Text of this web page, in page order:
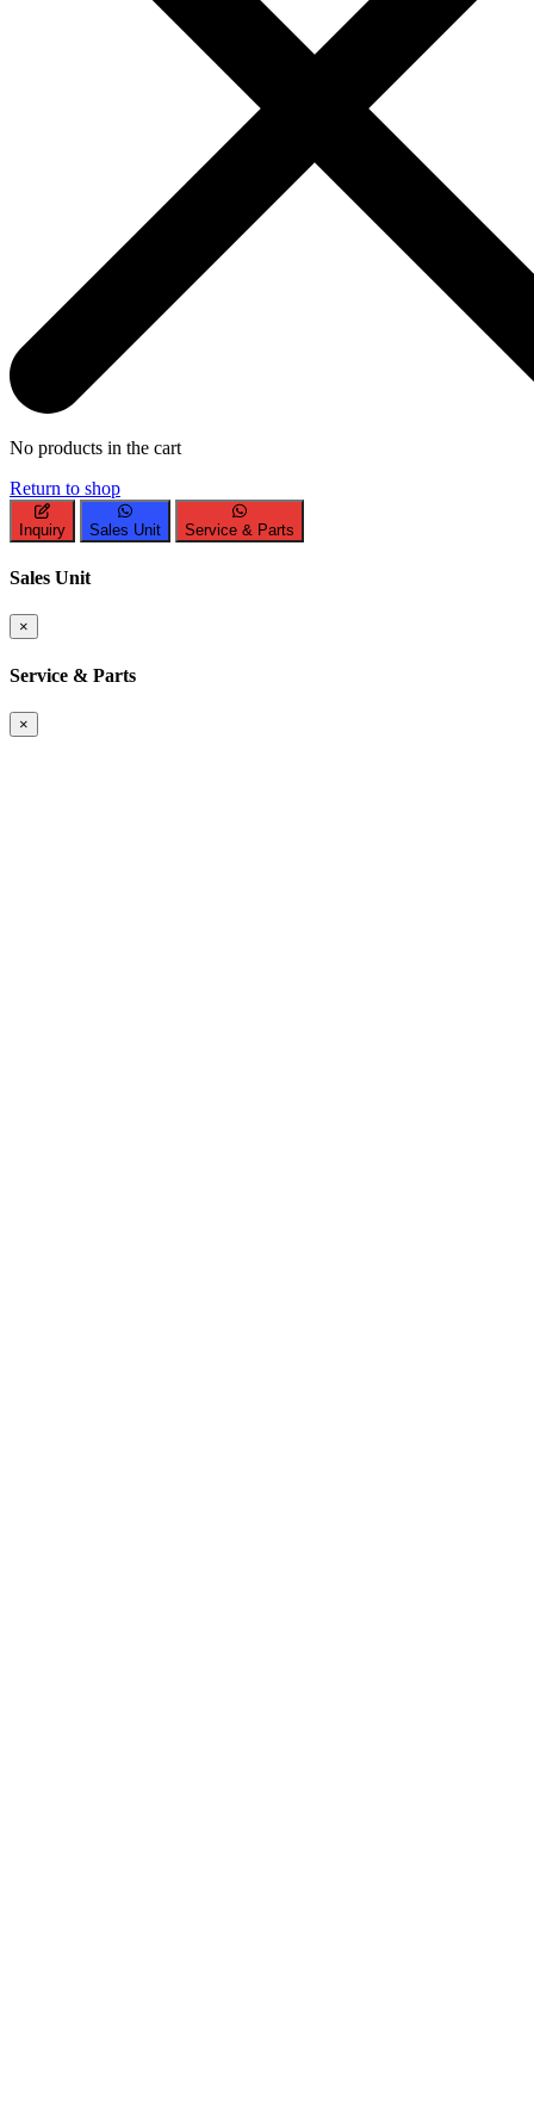
No products in the cart
Return to shop
Inquiry Sales Unit Service & Parts
Sales Unit
×
Service & Parts
×